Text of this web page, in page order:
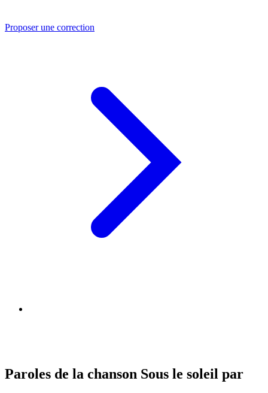
Proposer une correction
Paroles de la chanson Sous le soleil par